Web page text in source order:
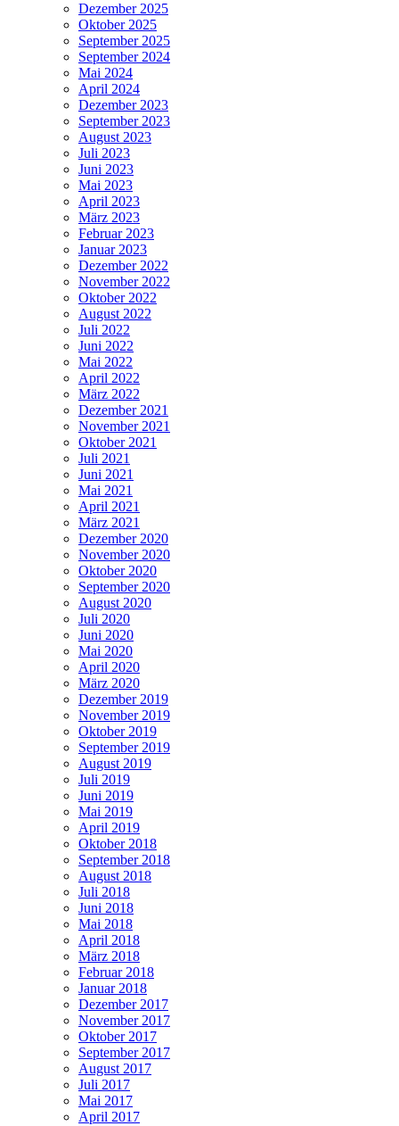
Dezember 2025
Oktober 2025
September 2025
September 2024
Mai 2024
April 2024
Dezember 2023
September 2023
August 2023
Juli 2023
Juni 2023
Mai 2023
April 2023
März 2023
Februar 2023
Januar 2023
Dezember 2022
November 2022
Oktober 2022
August 2022
Juli 2022
Juni 2022
Mai 2022
April 2022
März 2022
Dezember 2021
November 2021
Oktober 2021
Juli 2021
Juni 2021
Mai 2021
April 2021
März 2021
Dezember 2020
November 2020
Oktober 2020
September 2020
August 2020
Juli 2020
Juni 2020
Mai 2020
April 2020
März 2020
Dezember 2019
November 2019
Oktober 2019
September 2019
August 2019
Juli 2019
Juni 2019
Mai 2019
April 2019
Oktober 2018
September 2018
August 2018
Juli 2018
Juni 2018
Mai 2018
April 2018
März 2018
Februar 2018
Januar 2018
Dezember 2017
November 2017
Oktober 2017
September 2017
August 2017
Juli 2017
Mai 2017
April 2017